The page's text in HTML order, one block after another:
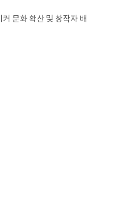
문화 확산 및 창작자 배